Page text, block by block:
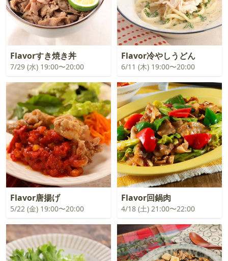
Flavorすき焼き丼
7/29 (水) 19:00〜20:00
Flavor冷やしうどん
6/11 (木) 19:00〜20:00
Flavor唐揚げ
5/22 (金) 19:00〜20:00
Flavor回鍋肉
4/18 (土) 21:00〜22:00